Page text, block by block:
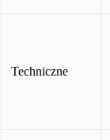
Techniczne